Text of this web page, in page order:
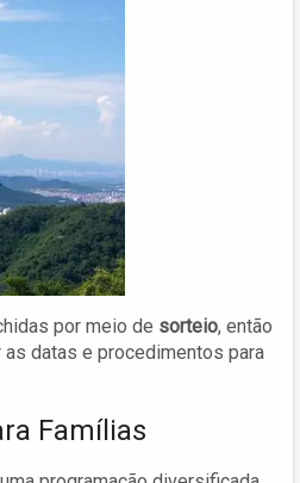
por meio de sorteio, então
as datas e procedimentos para
Famílias